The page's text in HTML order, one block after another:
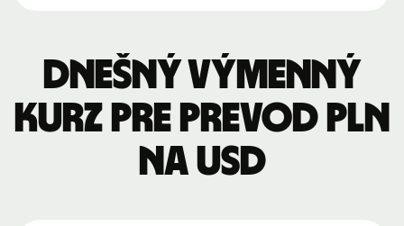
Dnešný výmenný
kurz pre prevod PLN
na USD